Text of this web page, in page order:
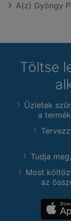
A(z) Gyöngy
Töltse
Üzletek
a
Tudja
Most
az